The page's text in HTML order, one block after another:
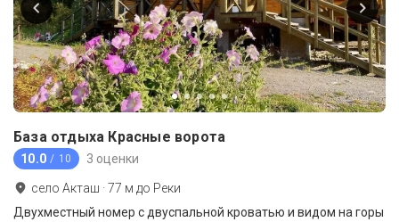
База отдыха Красные ворота
10.0 / 10 3 оценки
село Акташ ·77 м до Реки
Двухместный номер с двуспальной кроватью и видом на горы